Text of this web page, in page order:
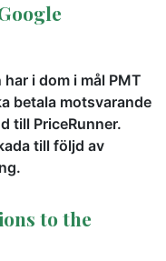
i dom i mål PMT
betala motsvarande
till PriceRunner.
till följd av
to the